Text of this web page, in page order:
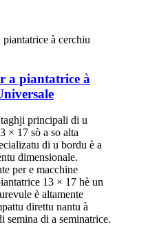
a piantatrice à
principali di u
× 17 sò a so alta
di u bordu è a
dimensionale.
per e macchine
13 × 17 hè un
è altamente
direttu nantu à
semina di a seminatrice.